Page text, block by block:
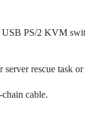
USB PS/2 KVM
rescue task
cable.